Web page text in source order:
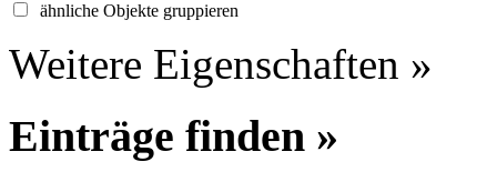
ähnliche Objekte gruppieren
Weitere Eigenschaften »
Einträge finden »